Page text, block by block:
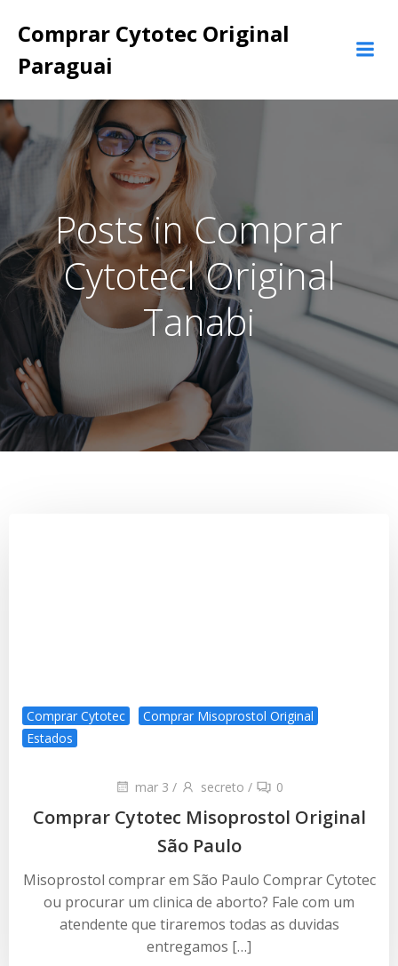
para
Comprar Cytotec Original
Paraguai
Posts in Comprar
Cytotecl Original
Tanabi
Comprar Cytotec
Comprar Misoprostol Original
Estados
mar 3 / secreto / 0
Comprar Cytotec Misoprostol Original
São Paulo
Misoprostol comprar em São Paulo Comprar Cytotec
ou procurar um clinica de aborto? Fale com um
atendente que tiraremos todas as duvidas
entregamos […]